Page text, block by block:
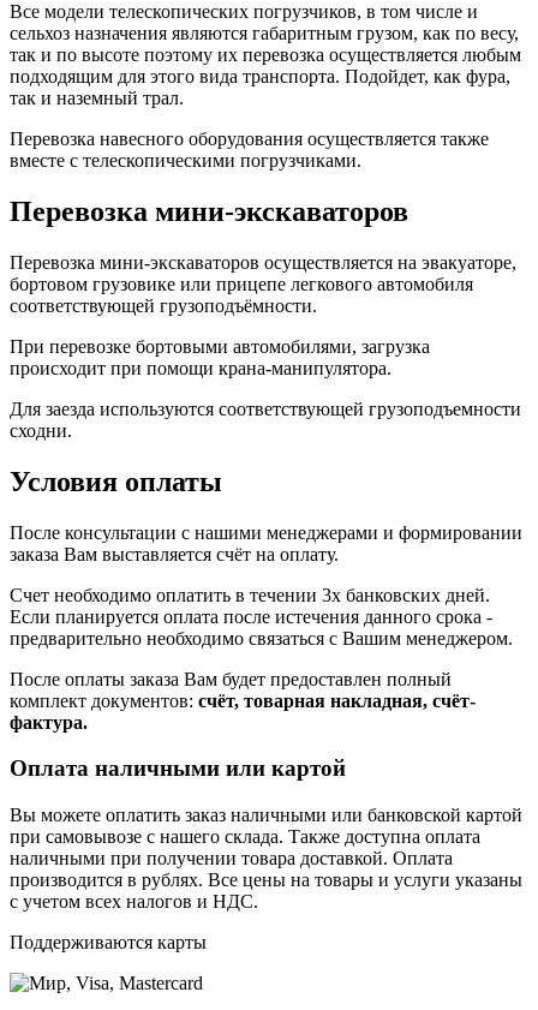
Все модели телескопических погрузчиков, в том числе и
сельхоз назначения являются габаритным грузом, как по весу,
так и по высоте поэтому их перевозка осуществляется любым
подходящим для этого вида транспорта. Подойдет, как фура,
так и наземный трал.
Перевозка навесного оборудования осуществляется также
вместе с телескопическими погрузчиками.
Перевозка мини-экскаваторов
Перевозка мини-экскаваторов осуществляется на эвакуаторе,
бортовом грузовике или прицепе легкового автомобиля
соответствующей грузоподъёмности.
При перевозке бортовыми автомобилями, загрузка
происходит при помощи крана-манипулятора.
Для заезда используются соответствующей грузоподъемности
сходни.
Условия оплаты
После консультации с нашими менеджерами и формировании
заказа Вам выставляется счёт на оплату.
Счет необходимо оплатить в течении 3х банковских дней.
Если планируется оплата после истечения данного срока -
предварительно необходимо связаться с Вашим менеджером.
После оплаты заказа Вам будет предоставлен полный
комплект документов: счёт, товарная накладная, счёт-
фактура.
Оплата наличными или картой
Вы можете оплатить заказ наличными или банковской картой
при самовывозе с нашего склада. Также доступна оплата
наличными при получении товара доставкой. Оплата
производится в рублях. Все цены на товары и услуги указаны
с учетом всех налогов и НДС.
Поддерживаются карты